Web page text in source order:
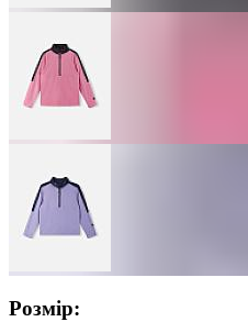
Розмір: